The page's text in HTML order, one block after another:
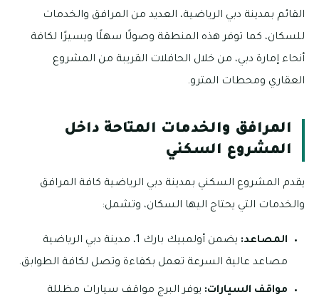
القائم بمدينة دبي الرياضية، العديد من المرافق والخدمات
للسكان، كما توفر هذه المنطقة وصولًا سهلًا ويسيرًا لكافة
أنحاء إمارة دبي، من خلال الحافلات القريبة من المشروع
العقاري ومحطات المترو.
المرافق والخدمات المتاحة داخل
المشروع السكني
يقدم المشروع السكني بمدينة دبي الرياضية كافة المرافق
والخدمات التي يحتاج اليها السكان، وتشمل:
المصاعد:
يضمن أولمبيك بارك 1، مدينة دبي الرياضية
مصاعد عالية السرعة تعمل بكفاءة وتصل لكافة الطوابق.
مواقف السيارات: يوفر البرج مواقف سيارات مظللة